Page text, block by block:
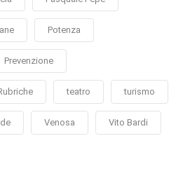
Potenza
Prevenzione
teatro turismo
Venosa Vito Bardi